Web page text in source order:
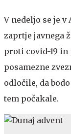
V nedeljo se je
zaprtje javnega
proti covid-19 in
posamezne
odločile, da
tem počakale.